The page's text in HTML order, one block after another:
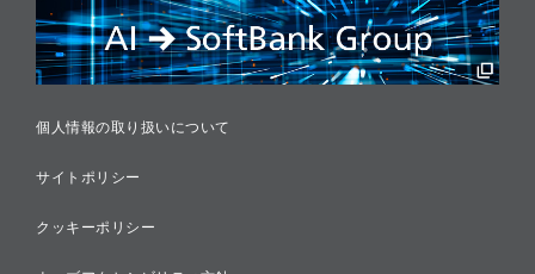
税務に対する取り組み
採用情報
個人情報の取り扱いについて
サイトポリシー
クッキーポリシー